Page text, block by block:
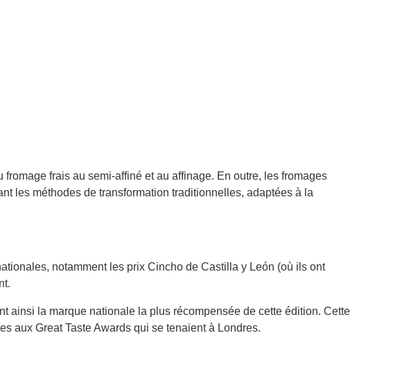
frais au semi-affiné et au affinage. En outre, les fromages
les méthodes de transformation traditionnelles, adaptées à la
notamment les prix Cincho de Castilla y León (où ils ont
ainsi la marque nationale la plus récompensée de cette édition. Cette
aux Great Taste Awards qui se tenaient à Londres.